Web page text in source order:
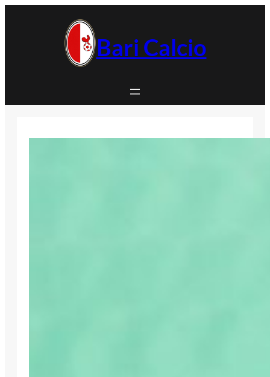
Bari Calcio